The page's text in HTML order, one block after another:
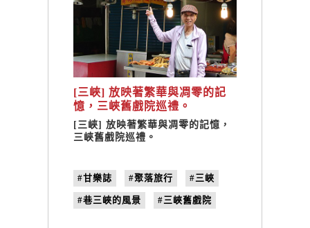
[三峽] 放映著繁華與凋零的記
憶，三峽舊戲院巡禮。
[三峽] 放映著繁華與凋零的記憶，
三峽舊戲院巡禮。
#甘樂誌 #聚落旅行 #三峽
#巷三峽的風景 #三峽舊戲院